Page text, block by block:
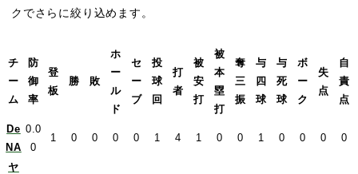
クでさらに絞り込めます。
チ
ー
ム
防
御
率
登
板
勝 敗
ホ
ー
ル
ド
セ
ー
ブ
投
球
回
打
者
被
安
打
被
本
塁
打
奪
三
振
与
四
球
与
死
球
ボ
ー
ク
失
点
自
責
点
De
NA
0.0
0
1 0 0 0 0 1 4 1 0 0 1 0 0 0 0
ヤ